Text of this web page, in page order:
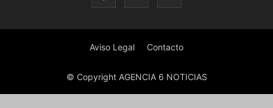
Aviso Legal Contacto
© Copyright AGENCIA 6 NOTICIAS